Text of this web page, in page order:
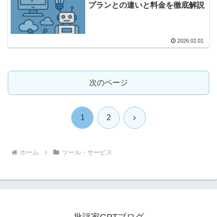
プランとの違いと料金を徹底解説
2026.02.01
次のページ
1 2 次
ホーム ツール・サービス